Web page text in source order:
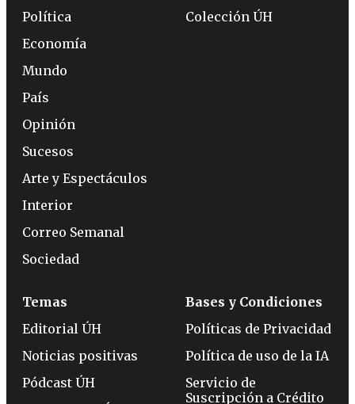
Política
Economía
Mundo
País
Opinión
Sucesos
Arte y Espectáculos
Interior
Correo Semanal
Sociedad
Colección ÚH
Temas
Editorial ÚH
Noticias positivas
Pódcast ÚH
Bases y Condiciones
Políticas de Privacidad
Política de uso de la IA
Servicio de
Suscripción a Crédito